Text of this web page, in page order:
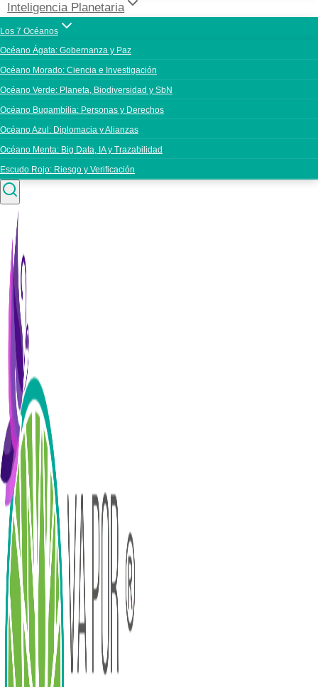
Inteligencia Planetaria
Los 7 Océanos
Océano Ágata: Gobernanza y Paz
Océano Morado: Ciencia e Investigación
Océano Verde: Planeta, Biodiversidad y SbN
Océano Bugambilia: Personas y Derechos
Océano Azul: Diplomacia y Alianzas
Océano Menta: Big Data, IA y Trazabilidad
Escudo Rojo: Riesgo y Verificación